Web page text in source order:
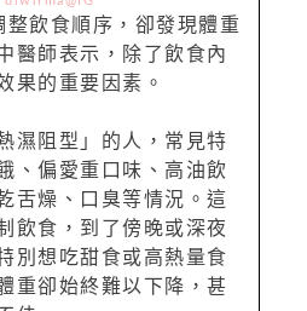
飲食順序，卻發現體重
醫師表示，除了飲食內
果的重要因素。
濕阻型」的人，常見特
、偏愛重口味、高油飲
舌燥、口臭等情況。這
飲食，到了傍晚或深夜
別想吃甜食或高熱量食
重卻始終難以下降，甚